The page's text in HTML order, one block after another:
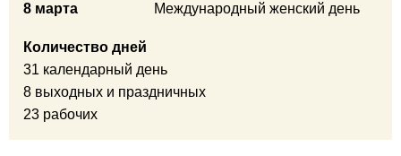
8 марта
Международный женский день
Количество дней
31 календарный день
8 выходных и праздничных
23 рабочих